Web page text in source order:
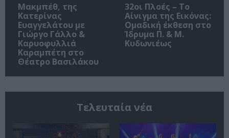
Μακμπέθ, της
Κατερίνας
Ευαγγελάτου με
Γιώργο Γάλλο &
Καρυοφυλλιά
Καραμπέτη στο
Θέατρο Βασιλάκου
32οι Πλοές – Το
Αίνιγμα της Εικόνας:
Ομαδική έκθεση στο
Ίδρυμα Π. & Μ.
Κυδωνιέως
Τελευταία νέα